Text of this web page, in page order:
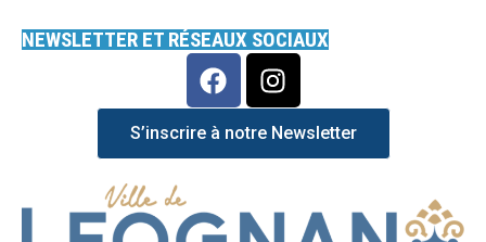
NEWSLETTER ET RÉSEAUX SOCIAUX
S’inscrire à notre Newsletter